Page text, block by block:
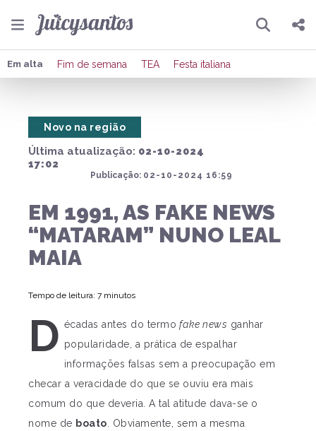
Pesquisar
Compartilhar
Em alta Fim de semana TEA Festa italiana
Última atualização: 02-10-2024
17:02
Publicação: 02-10-2024 16:59
Novo na região
EM 1991, AS FAKE NEWS
“MATARAM” NUNO LEAL
MAIA
Tempo de leitura: 7 minutos
D écadas antes do termo fake news ganhar
popularidade, a prática de espalhar
informações falsas sem a preocupação em
checar a veracidade do que se ouviu era mais
comum do que deveria. A tal atitude dava-se o
nome de boato . Obviamente, sem a mesma